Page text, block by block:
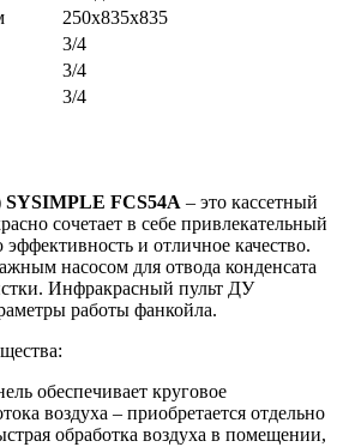
250х835х835
3/4
3/4
3/4
SYSIMPLE FCS54A – это кассетный
сочетает в себе привлекательный
и отличное качество.
насосом для отвода конденсата
Инфракрасный пульт ДУ
работы фанкойла.
обеспечивает круговое
воздуха – приобретается отдельно
обработка воздуха в помещении,